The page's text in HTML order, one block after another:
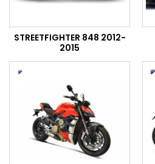
STREETFIGHTER 848 2012-
2015